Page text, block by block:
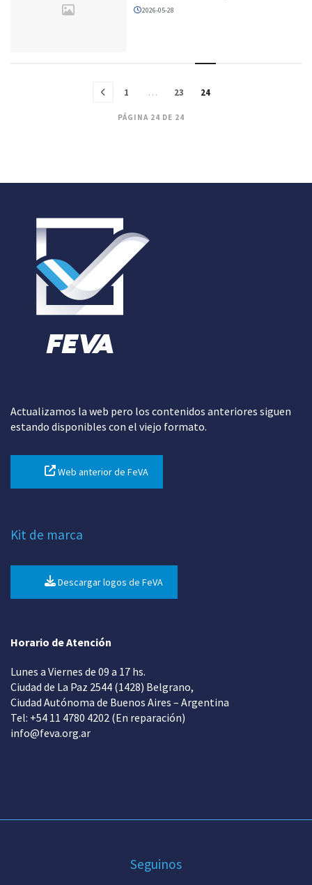
2026-05-28
PÁGINA 24 DE 24
1 … 23 24
Actualizamos la web pero los contenidos anteriores siguen
estando disponibles con el viejo formato.
Web anterior de FeVA
Kit de marca
Descargar logos de FeVA
Horario de Atención
Lunes a Viernes de 09 a 17 hs.
Ciudad de La Paz 2544 (1428) Belgrano,
Ciudad Autónoma de Buenos Aires – Argentina
Tel: +54 11 4780 4202 (En reparación)
info@feva.org.ar
Seguinos